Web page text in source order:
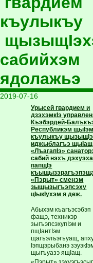
къулыкъу
сабийхэм
ядолажьэ
2019-07-16
Урысей гвардием и
дзэхэмкIэ
Къэбэрдей-
Республикэм
къулыкъу
иджыблагъэ щыIащ
«ЛъагапIэ»
сабий нэхъ
папщIэ
«Пэрыт» сменэм
зыщызыгъэпсэху
цIыкIухэм я деж.
Абыхэм къагъэсэбэп
фащэ, техникэр
зыгъэпсэхупIэм и
пщIантIэм
щагъэлъэгъуащ,
Iэпщэрыбанэ
щыгъуазэ ящIащ.